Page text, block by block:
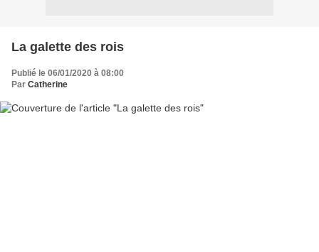
La galette des rois
Publié le 06/01/2020 à 08:00
Par Catherine